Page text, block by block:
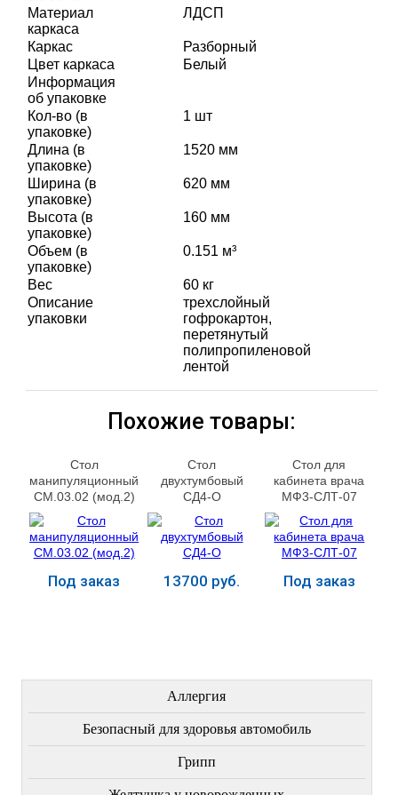
Материал
каркаса
ЛДСП
Каркас
Разборный
Цвет каркаса
Белый
Информация
об упаковке
Кол-во (в
упаковке)
1 шт
Длина (в
упаковке)
1520 мм
Ширина (в
упаковке)
620 мм
Высота (в
упаковке)
160 мм
Объем (в
упаковке)
0.151 м³
Вес
60 кг
Описание
упаковки
трехслойный
гофрокартон,
перетянутый
полипропиленовой
лентой
Похожие товары:
Стол
манипуляционный
СМ.03.02 (мод.2)
Под заказ
Стол
двухтумбовый
СД4-О
13700 руб.
Стол для
кабинета врача
МФ3-СЛТ-07
Под заказ
Аллергия
Безопасный для здоровья автомобиль
Грипп